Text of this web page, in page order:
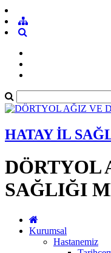
HATAY İL
DÖRTYOL
SAĞLIĞI
Kurumsal
Hastanemiz